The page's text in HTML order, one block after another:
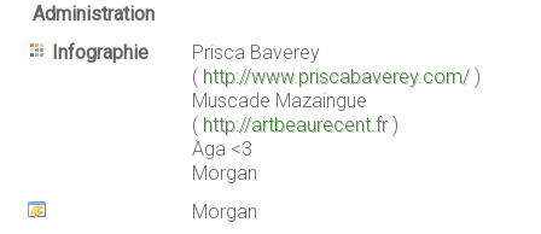
Administration
Infographie
Prisca Baverey
( http://www.priscabaverey.com/)
Muscade Mazaingue
( http://artbeaurecent.fr)
Aga <3
Morgan
Morgan